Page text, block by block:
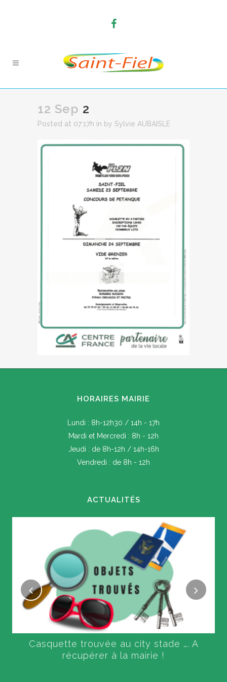
12 Sep 2
Posted at 07:17h in by Sylvie AUBAISLE
HORAIRES MAIRIE
Lundi : 8h-12h30 / 14h - 17h
Mardi et Mercredi : 8h - 12h
Jeudi : de 8h-12h / 14h-16h
Vendredi : de 8h - 12h
ACTUALITÉS
Casquette trouvée au city stade …. A
récupérer à la mairie !